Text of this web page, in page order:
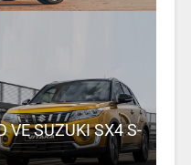
VE SUZUKI SX4 S-